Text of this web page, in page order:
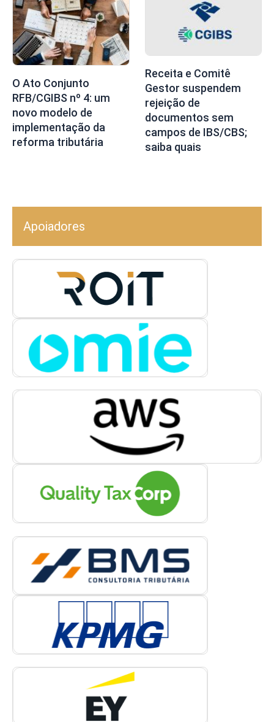
O Ato Conjunto
RFB/CGIBS nº 4: um
novo modelo de
implementação da
reforma tributária
Receita e Comitê
Gestor suspendem
rejeição de
documentos sem
campos de IBS/CBS;
saiba quais
Apoiadores